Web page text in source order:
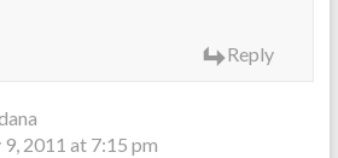
Reply
9, 2011 at 7:15 pm